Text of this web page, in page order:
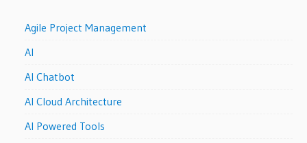
Agile Project Management
AI
AI Chatbot
AI Cloud Architecture
AI Powered Tools